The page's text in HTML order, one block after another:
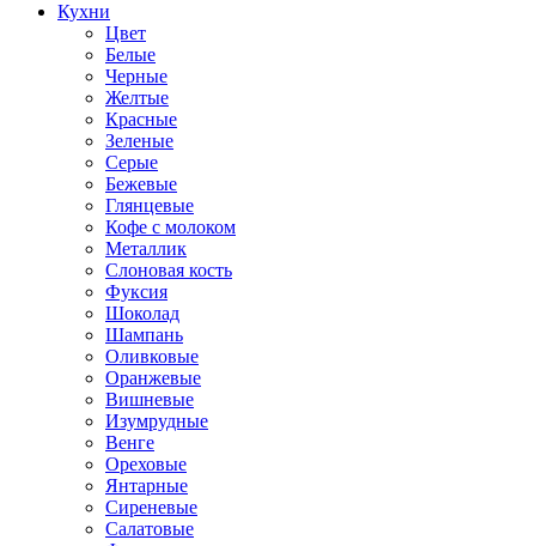
Кухни
Цвет
Белые
Черные
Желтые
Красные
Зеленые
Серые
Бежевые
Глянцевые
Кофе с молоком
Металлик
Слоновая кость
Фуксия
Шоколад
Шампань
Оливковые
Оранжевые
Вишневые
Изумрудные
Венге
Ореховые
Янтарные
Сиреневые
Салатовые